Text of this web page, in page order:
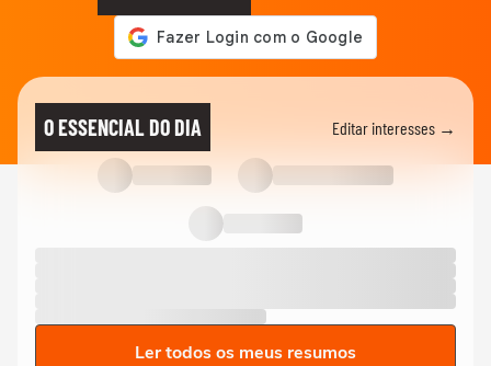
O ESSENCIAL DO DIA Editar interesses →
Ler todos os meus resumos